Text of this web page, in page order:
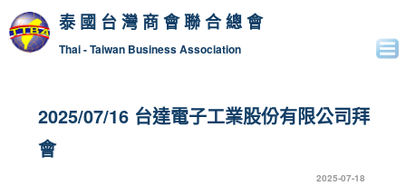
泰國台灣商會聯合總會
Thai - Taiwan Business Association
2025/07/16 台達電子工業股份有限公司拜
會
2025-07-18